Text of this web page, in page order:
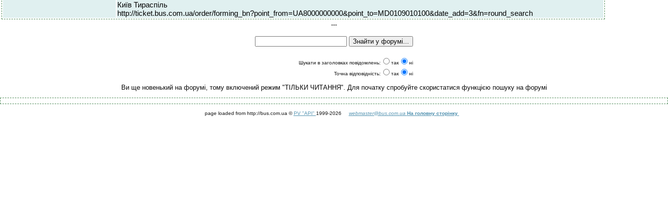
Київ Тираспіль
http://ticket.bus.com.ua/order/forming_bn?point_from=UA8000000000&point_to=MD0109010100&date_add=3&fn=round_search
---
Шукати в заголовках повідомлень: так
ні
Точна відповідність:
так ні
Ви ще новенький на форумі, тому включений режим "ТІЛЬКИ ЧИТАННЯ". Для початку спробуйте скористатися функцією пошуку на форумі
page loaded from http://bus.com.ua ©PV "API" 1999-2026 webmaster@bus.com.ua На головну сторінку